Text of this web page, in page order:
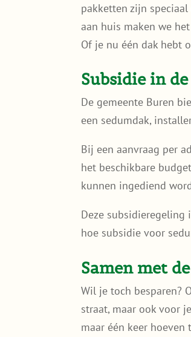
pakketten zijn
aan huis maken we
Of je nu één dak hebt
Subsidie in
De gemeente Buren
een sedumdak,
Bij een aanvraag per
het beschikbare
kunnen ingediend
Deze subsidieregeling
hoe subsidie voor
Samen met
Wil je toch besparen?
straat, maar ook voor
maar één keer